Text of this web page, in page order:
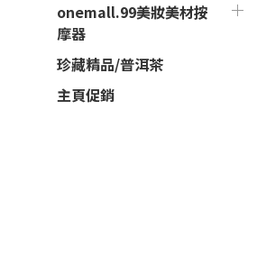
onemall.99美妝美材按
摩器
珍藏精品/普洱茶
主頁促銷